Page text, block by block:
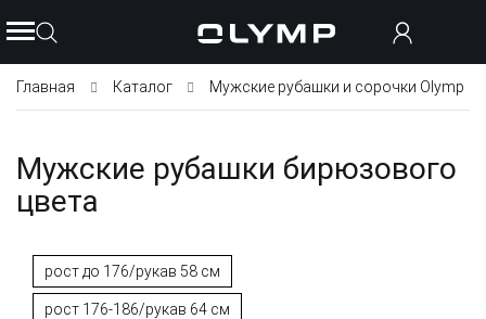
Главная Каталог Мужские рубашки и сорочки Olymp
Мужские рубашки бирюзового
цвета
рост до 176/рукав 58 см
рост 176-186/рукав 64 см